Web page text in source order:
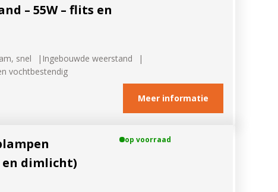
– 55W – flits en
snel
Ingebouwde weerstand
vochtbestendig
Meer informatie
dimlicht)
op voorraad